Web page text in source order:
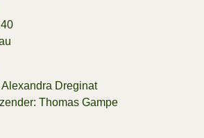
Dre­gi­nat
Tho­mas Gam­pe